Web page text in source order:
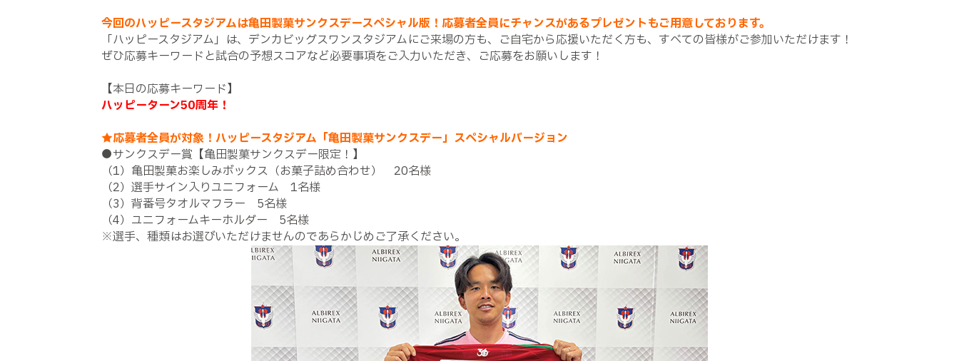
今回のハッピースタジアムは亀田製菓サンクスデースペシャル版！応募者全員にチャンスがあるプレゼントもご用意しております。
「ハッピースタジアム」は、デンカビッグスワンスタジアムにご来場の方も、ご自宅から応援いただく方も、すべての皆様がご参加いただけます！
ぜひ応募キーワードと試合の予想スコアなど必要事項をご入力いただき、ご応募をお願いします！
【本日の応募キーワード】
ハッピーターン50周年！
★応募者全員が対象！ハッピースタジアム「亀田製菓サンクスデー」スペシャルバージョン
●サンクスデー賞【亀田製菓サンクスデー限定！】
（1）亀田製菓お楽しみボックス（お菓子詰め合わせ） 20名様
（2）選手サイン入りユニフォーム 1名様
（3）背番号タオルマフラー 5名様
（4）ユニフォームキーホルダー 5名様
※選手、種類はお選びいただけませんのであらかじめご了承ください。